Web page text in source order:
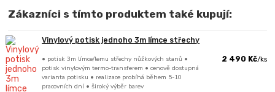
Zákazníci s tímto produktem také kupují:
Vinylový potisk jednoho 3m límce střechy
• potisk 3m límce/lemu střechy nůžkových stanů •
potisk vinylovým termo-transferem • cenově dostupná
varianta potisku • realizace probíhá během 5-10
pracovních dní • široký výběr barev
2 490 Kč/ks